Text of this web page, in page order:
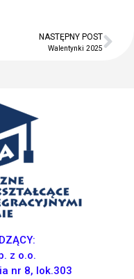
NASTĘPNY POST
Walentynki 2025
z o.o.
nr 8, lok.303